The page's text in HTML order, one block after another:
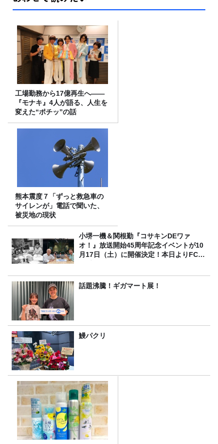
工場勤務から17億再生へ——
『モナキ』4人が語る、人生を
変えた“ポチッ”の話
熊本震度７「ずっと救急車の
サイレンが」電話で聞いた、
被災地の現状
小堺一機＆関根勤『コサキンDEワァ
オ！』放送開始45周年記念イベントが10
月17日（土）に開催決定！本日よりFC先
話題沸騰！ギガマート展！
鰻パクリ